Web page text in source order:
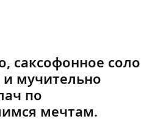
саксофонное соло
мучительно
по
мечтам.